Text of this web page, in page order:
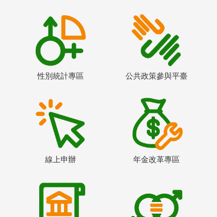
性別統計專區 公共政策參與平臺
線上申辦 年金改革專區